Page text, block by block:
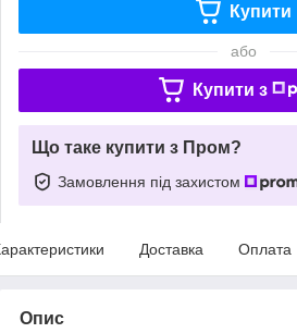
Купити
або
Купити з
Що таке купити з Пром?
Замовлення під захистом
Доставка Оплата
Опис